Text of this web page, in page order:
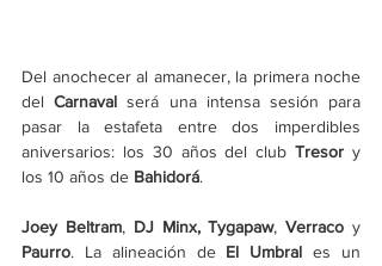
Del anochecer al amanecer, la primera noche
del Carnaval será una intensa sesión para
pasar la estafeta entre dos imperdibles
aniversarios: los 30 años del club Tresor y
los 10 años de Bahidorá.
Joey Beltram, DJ Minx, Tygapaw, Verraco y
Paurro. La alineación de El Umbral es un